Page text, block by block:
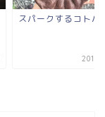
スパークするコトバ
2018-